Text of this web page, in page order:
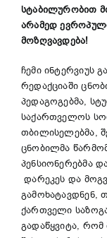
სტაბილურობით
არამედ
მოზღვავდება!
ჩემი ინტერვიუს
რედაქციაში
პედაგოგებმა,
საქართველოს
თბილისელებმა,
ცნობილმა
პენსიონერებმა
დარეკეს და
გამოხატავდნენ,
ქართველი
გადაწყვიტა,